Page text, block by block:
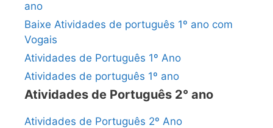
ano
Baixe Atividades de português 1º ano com
Vogais
Atividades de Português 1º Ano
Atividades de português 1º ano
Atividades de Português 2° ano
Atividades de Português 2º Ano